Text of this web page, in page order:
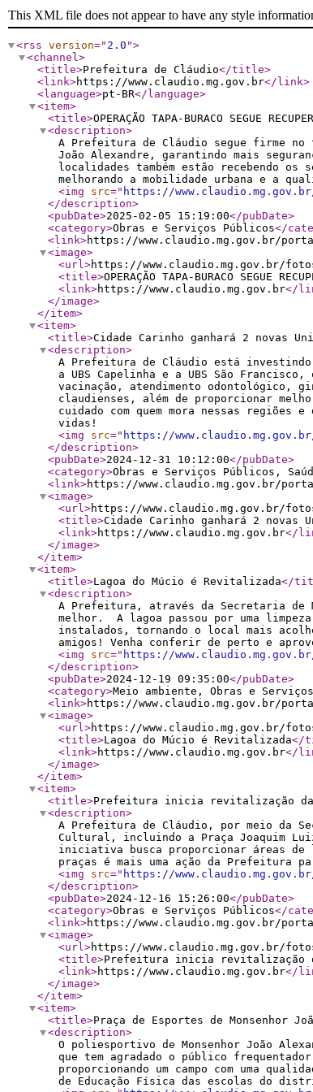
This XML file does not appear to have any style
<rss version=" 2.0 ">
<channel>
<title>Prefeitura de Cláudio</title>
<link>https://www.claudio.mg.gov.br</link>
<language>pt-BR</language>
<item>
<title>OPERAÇÃO TAPA-BURACO SEGUE
<description>
A Prefeitura de Cláudio segue firme no
João Alexandre, garantindo mais
localidades também estão recebendo
melhorando a mobilidade urbana e a
<img
src=" https://
</description>
<pubDate>2025-02-05 15:19:00</pubDate>
<category>Obras e Serviços Públicos</
<link>https://www.claudio.mg.gov.br/
<image>
<url>https://www.claudio.mg.gov.br/
<title>OPERAÇÃO TAPA-BURACO SEGUE
<link>https://www.claudio.mg.gov.br</
</image>
</item>
<item>
<title>Cidade Carinho ganhará 2 novas
<description>
A Prefeitura de Cláudio está investindo
a UBS Capelinha e a UBS São
vacinação, atendimento odontológico,
claudienses, além de proporcionar
cuidado com quem mora nessas
vidas!
<img
src=" https://www.claudio.mg.gov.br/
</description>
<pubDate>2024-12-31 10:12:00</pubDate>
<category>Obras e Serviços Públicos,
<link>https://www.claudio.mg.gov.br/
<image>
<url>https://www.claudio.mg.gov.br/fotos/
<title>Cidade Carinho ganhará 2 novas
<link>https://www.claudio.mg.gov.br</
</image>
</item>
<item>
<title>Lagoa do Múcio é Revitalizada</
<description>
A Prefeitura, através da Secretaria de
melhor. A lagoa passou por uma
instalados, tornando o local mais
amigos! Venha conferir de perto e
<img
src=" https://www.claudio.mg.gov.br/
</description>
<pubDate>2024-12-19 09:35:00</pubDate>
<category>Meio ambiente, Obras e
<link>https://www.claudio.mg.gov.br/
<image>
<url>https://www.claudio.mg.gov.br/
<title>Lagoa do Múcio é Revitalizada</
<link>https://www.claudio.mg.gov.br</
</image>
</item>
<item>
<title>Prefeitura inicia revitalização
<description>
A Prefeitura de Cláudio, por meio da
Cultural, incluindo a Praça Joaquim
iniciativa busca proporcionar áreas de
praças é mais uma ação da Prefeitura
<img
src=" https://www.claudio.mg.gov.br/
</description>
<pubDate>2024-12-16 15:26:00</pubDate>
<category>Obras e Serviços Públicos</
<link>https://www.claudio.mg.gov.br/
<image>
<url>https://www.claudio.mg.gov.br/
<title>Prefeitura inicia revitalização
<link>https://www.claudio.mg.gov.br</
</image>
</item>
<item>
<title>Praça de Esportes de Monsenhor
<description>
O poliesportivo de Monsenhor João
que tem agradado o público
proporcionando um campo com uma
de Educação Física das escolas do